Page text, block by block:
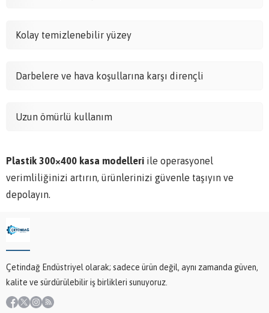
Kolay temizlenebilir yüzey
Darbelere ve hava koşullarına karşı dirençli
Uzun ömürlü kullanım
Plastik 300×400 kasa modelleri ile operasyonel
verimliliğinizi artırın, ürünlerinizi güvenle taşıyın ve
depolayın.
Çetindağ Endüstriyel olarak; sadece ürün değil, aynı zamanda güven,
kalite ve sürdürülebilir iş birlikleri sunuyoruz.